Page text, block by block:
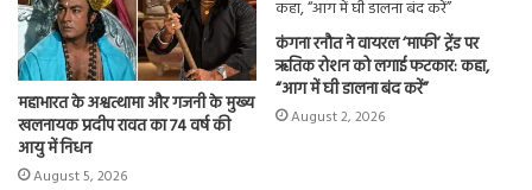
महाभारत के अश्वत्थामा और गजनी के मुख्य
खलनायक प्रदीप रावत का 74 वर्ष की
आयु में निधन
August 5, 2026
कंगना रनौत ने वायरल ‘माफी’ ट्रेंड पर
ऋतिक रोशन को लगाई फटकार: कहा,
“आग में घी डालना बंद करें”
August 2, 2026